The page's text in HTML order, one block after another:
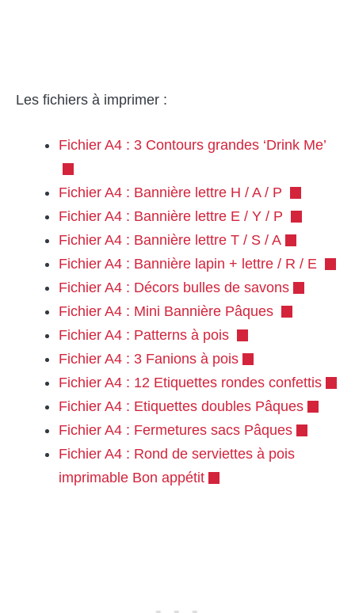
Les fichiers à imprimer :
Fichier A4 : 3 Contours grandes ‘Drink Me’
Fichier A4 : Bannière lettre H / A / P
Fichier A4 : Bannière lettre E / Y / P
Fichier A4 : Bannière lettre T / S / A
Fichier A4 : Bannière lapin + lettre / R / E
Fichier A4 : Décors bulles de savons
Fichier A4 : Mini Bannière Pâques
Fichier A4 : Patterns à pois
Fichier A4 : 3 Fanions à pois
Fichier A4 : 12 Etiquettes rondes confettis
Fichier A4 : Etiquettes doubles Pâques
Fichier A4 : Fermetures sacs Pâques
Fichier A4 : Rond de serviettes à pois
imprimable Bon appétit